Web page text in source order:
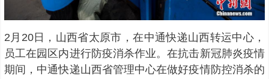
2月20日，山西省太原市，在中通快递山西转运中心，
员工在园区内进行防疫消杀作业。在抗击新冠肺炎疫情
期间，中通快递山西省管理中心在做好疫情防控消杀的